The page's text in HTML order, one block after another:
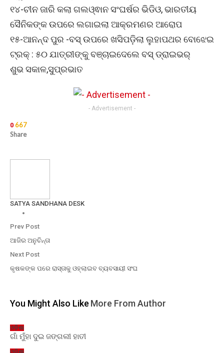
୧୪-ଚୀନ ଜାରି କଲା ଗଲଓ୍ଵାନ ସଂଘର୍ଷର ଭିଡିଓ, ଭାରତୀୟ
ସୈନିକଙ୍କ ଉପରେ ଲଗାଇଲା ଆକ୍ରମଣର ଆରୋପ
୧୫-ଆନନ୍ଦ ପୁର -ବସ୍ ଉପରେ ଖସିପଡ଼ିଲା ଲୁହାପଥର ବୋଝେଇ
ଟ୍ରକ୍ : ୫୦ ଯାତ୍ରୀଙ୍କୁ ବଞ୍ଚାଇଦେଲେ ବସ୍ ଡ୍ରାଇଭର୍‌
ଶୁଭ ସକାଳ,ସୁପ୍ରଭାତ
- Advertisement -
0 667
Share
SATYA SANDHANA DESK
Prev Post
ଆଜିର ଅନୁଚିନ୍ତା
Next Post
କୃଷକଙ୍କ ପରେ ରାସ୍ତାକୁ ଓହ୍ଲାଇବ ବ୍ୟବସାୟୀ ସଂଘ
You Might Also Like More From Author
ଓଡ଼ିଶା
ଗାଁ ମୁଁହା ଦୁଇ ଜଙ୍ଗଲୀ ହାତୀ
ଓଡ଼ିଶା